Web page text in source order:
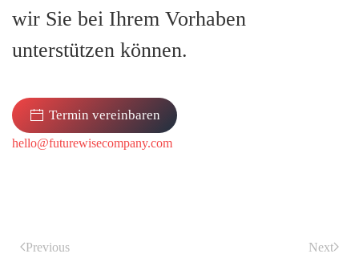
wir Sie bei Ihrem Vorhaben
unterstützen können.
Termin vereinbaren
hello@futurewisecompany.com
Previous Next